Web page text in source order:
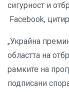
сигурност и
Facebook,
„Украйна
областта на
рамките на
подписани